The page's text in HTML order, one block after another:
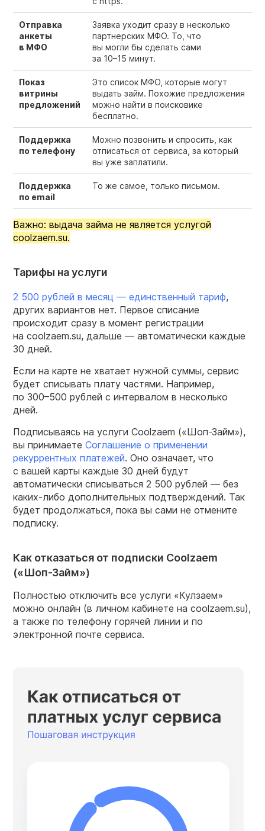
Отправка
анкеты
в МФО
Заявка уходит сразу в несколько
партнерских МФО. То, что
вы могли бы сделать сами
за 10–15 минут.
Показ
витрины
предложений
Это список МФО, которые могут
выдать займ. Похожие предложения
можно найти в поисковике
бесплатно.
Поддержка
по телефону
Можно позвонить и спросить, как
отписаться от сервиса, за который
вы уже заплатили.
Поддержка
по email
То же самое, только письмом.
Важно: выдача займа не является услугой
coolzaem.su.
Тарифы на услуги
2 500 рублей в месяц — единственный тариф,
других вариантов нет. Первое списание
происходит сразу в момент регистрации
на coolzaem.su, дальше — автоматически каждые
30 дней.
Если на карте не хватает нужной суммы, сервис
будет списывать плату частями. Например,
по 300–500 рублей с интервалом в несколько
дней.
Подписываясь на услуги Coolzaem («Шоп-Займ»),
вы принимаете Соглашение о применении
рекуррентных платежей. Оно означает, что
с вашей карты каждые 30 дней будут
автоматически списываться 2 500 рублей — без
каких-либо дополнительных подтверждений. Так
будет продолжаться, пока вы сами не отмените
подписку.
Как отказаться от подписки Coolzaem
(«Шоп-Займ»)
Полностью отключить все услуги «Кулзаем»
можно онлайн (в личном кабинете на coolzaem.su),
а также по телефону горячей линии и по
электронной почте сервиса.